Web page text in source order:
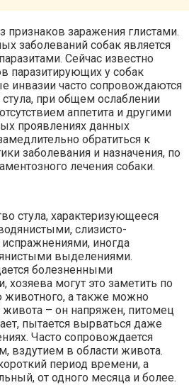
признаков заражения глистами.
заболеваний собак является
Сейчас известно
паразитирующих у собак
инвазии часто сопровождаются
при общем ослаблении
аппетита и другими
проявлениях данных
обратиться к
заболевания и назначения, по
лечения собаки.
стула, характеризующееся
слизисто-
иногда
выделениями.
болезненными
могут это заметить по
а также можно
живота – он напряжен, питомец
пытается вырваться даже
Часто сопровождается
вздутием в области живота.
период времени, а
от одного месяца и более.